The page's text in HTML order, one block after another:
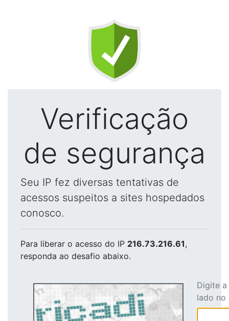
Verificação
de segurança
Seu IP fez diversas tentativas de
acessos suspeitos a sites hospedados
conosco.
Para liberar o acesso do IP 216.73.216.61,
responda ao desafio abaixo.
Digite
lado no